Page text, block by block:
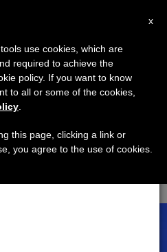
De
×
agosto haremos la pausa
en el periodo de verano
y también el
x
use cookies, which are
required to achieve the
policy. If you want to know
to all or some of the cookies,
this page, clicking a link or
you agree to the use of cookies.